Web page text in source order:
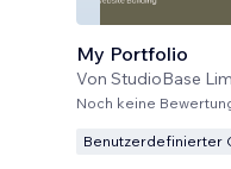
My Portfolio
Von StudioBase
Noch keine
Benutzerdefinierter